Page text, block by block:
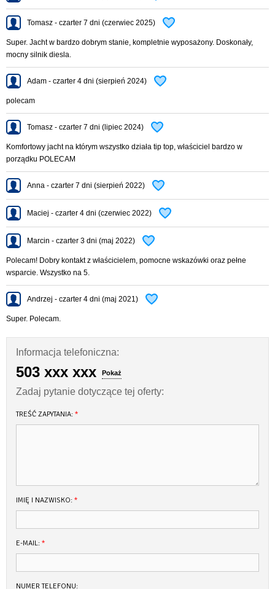
Tomasz - czarter 7 dni (czerwiec 2025)
Super. Jacht w bardzo dobrym stanie, kompletnie wyposażony. Doskonały,
mocny silnik diesla.
Adam - czarter 4 dni (sierpień 2024)
polecam
Tomasz - czarter 7 dni (lipiec 2024)
Komfortowy jacht na którym wszystko działa tip top, właściciel bardzo w
porządku POLECAM
Anna - czarter 7 dni (sierpień 2022)
Maciej - czarter 4 dni (czerwiec 2022)
Marcin - czarter 3 dni (maj 2022)
Polecam! Dobry kontakt z właścicielem, pomocne wskazówki oraz pełne
wsparcie. Wszystko na 5.
Andrzej - czarter 4 dni (maj 2021)
Super. Polecam.
Informacja telefoniczna:
503 xxx xxx Pokaż
Zadaj pytanie dotyczące tej oferty:
TREŚĆ ZAPYTANIA: *
IMIĘ I NAZWISKO: *
E-MAIL: *
NUMER TELEFONU: